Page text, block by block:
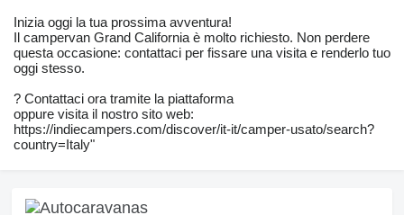
Inizia oggi la tua prossima avventura!
Il campervan Grand California è molto richiesto. Non perdere
questa occasione: contattaci per fissare una visita e renderlo tuo
oggi stesso.
? Contattaci ora tramite la piattaforma
oppure visita il nostro sito web:
https://indiecampers.com/discover/it-it/camper-usato/search?
country=Italy"